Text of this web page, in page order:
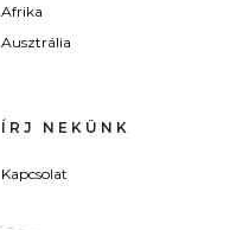
Afrika
Ausztrália
ÍRJ NEKÜNK
Kapcsolat